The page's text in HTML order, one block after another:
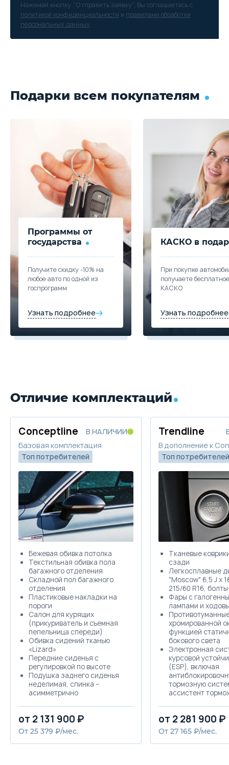
Нажимая кнопку “Отправить заявку”, Вы соглашаетесь с
политикой конфиденциальности и правилами обработки
персональных данных
Подарки всем покупателям
Программы от
государства
Получите скидку -10% на
любое авто по одной из
госпрограмм
Узнать подробнее
КАСКО в
При покупке
получаете бесплатное
КАСКО
Узнать подробнее
Отличие комплектаций
Conceptline
В НАЛИЧИИ
Базовая комплектация
Топ потребителей
Бежевая обивка потолка
Текстильная обивка пола
багажного отделения
Складной пол багажного
отделения
Пластиковые накладки на
пороги
Салон для курящих
(прикуриватель и съемная
пепельница спереди)
Обивка сидений тканью
«Lizard»
Передние сиденья с
регулировкой по высоте
Подушка заднего сиденья
неделимая, спинка –
асимметрично
дефлекторы и
переключатель света с
подсветкой и хромированной
отделкой
от 2 131 900 ₽
От 25 379 ₽/мес.
Trendline
В дополнение к
Топ потребителей
Тканевые
сзади
Легкосплавные
"Moscow" 6,5 J x
215/60 R16,
Фары с
лампами и
хромированной
функцией
бокового света
Электронная
курсовой
(ESP), включая
тормозную
ассистент
систему (ASR),
регулировки
момента
от 2 281 900 ₽
От 27 165 ₽/мес.